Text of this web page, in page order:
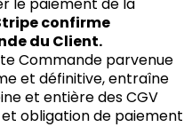
confirme
du Client.
Commande parvenue
et définitive, entraîne
et entière des CGV
obligation de paiement